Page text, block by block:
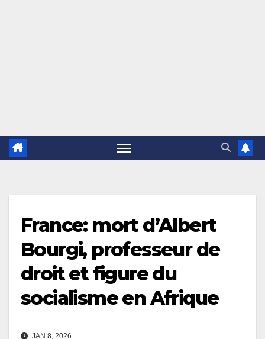
France: mort d’Albert
Bourgi, professeur de
droit et figure du
socialisme en Afrique
JAN 8, 2026